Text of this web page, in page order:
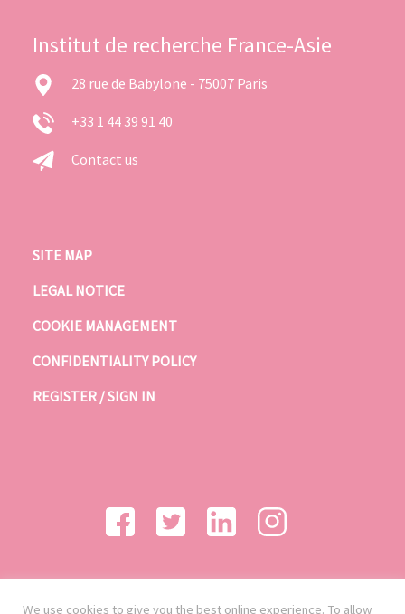
Institut de recherche France-Asie
28 rue de Babylone - 75007 Paris
+33 1 44 39 91 40
Contact us
SITE MAP
LEGAL NOTICE
COOKIE MANAGEMENT
CONFIDENTIALITY POLICY
REGISTER / SIGN IN
We use cookies to give you the best online experience. To allow